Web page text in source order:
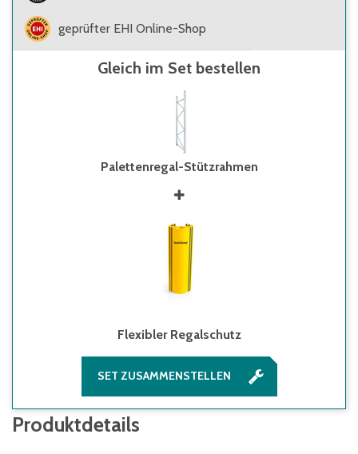
geprüfter EHI Online-Shop
Gleich im Set bestellen
Palettenregal-Stützrahmen
Flexibler Regalschutz
SET ZUSAMMENSTELLEN
Produktdetails